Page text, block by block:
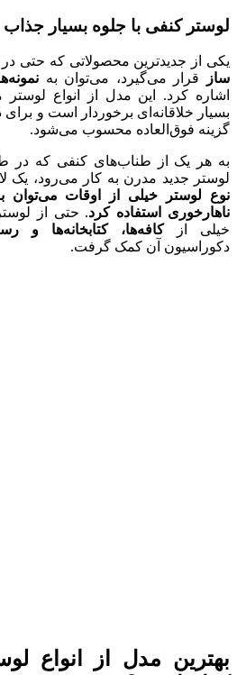
لوستر کنفی با جلوه بسیار جذاب
یکی از جدیدترین محصولاتی که حتی در
ساز قرار می‌گیرد، می‌توان به
اشاره کرد. این مدل از انواع
بسیار خلاقانه‌ای برخوردار است و
گزینه فوق‌العاده محسوب می‌شود.
به هر یک از طناب‌های کنفی که در
لوستر جدید مدرن به کار می‌رود،
نوع لوستر خیلی از اوقات می‌توان
ناهارخوری استفاده کرد. حتی از
خیلی ازکافه‌ها، کتابخانه‌ها و
دکوراسیون آن کمک گرفت.
بهترین مدل از انواع